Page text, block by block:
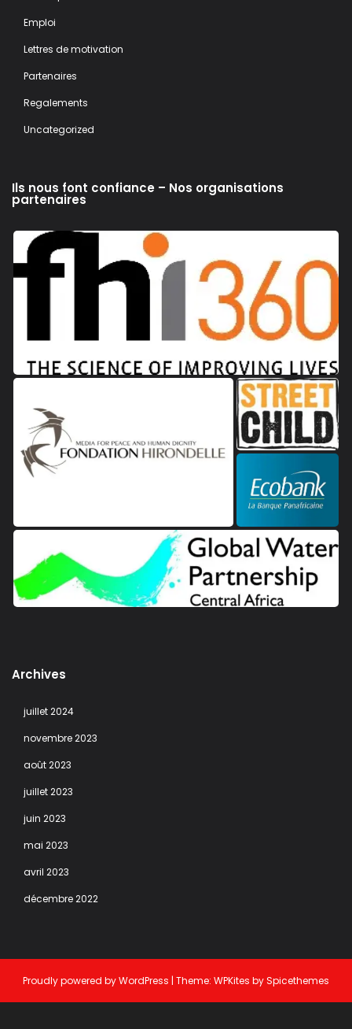
Emploi
Lettres de motivation
Partenaires
Regalements
Uncategorized
Ils nous font confiance – Nos organisations
partenaires
Archives
juillet 2024
novembre 2023
août 2023
juillet 2023
juin 2023
mai 2023
avril 2023
décembre 2022
Proudly powered byWordPress | Theme: WPKites bySpicethemes